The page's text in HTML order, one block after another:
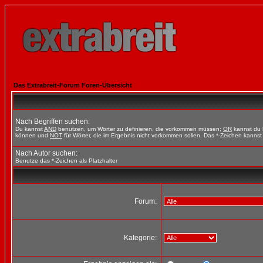
Das Extrabreit-Forum Foren-Übersicht
Nach Begriffen suchen:
Du kannstAND benutzen, um Wörter zu definieren, die vorkommen müssen; OR kannst du
können und NOT für Wörter, die im Ergebnis nicht vorkommen sollen. Das *-Zeichen
Nach Autor suchen:
Benutze das *-Zeichen als Platzhalter
Forum:
Kategorie: